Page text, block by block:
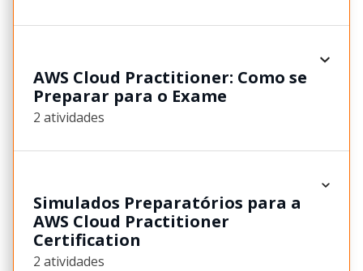
AWS Cloud Practitioner: Como se
Preparar para o Exame
2 atividades
Simulados Preparatórios para a
AWS Cloud Practitioner
Certification
2 atividades